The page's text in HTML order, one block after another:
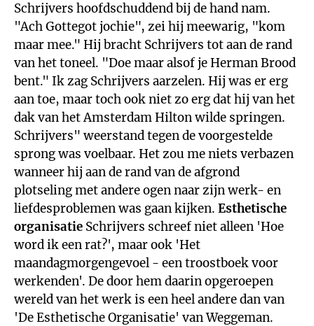
Schrijvers hoofdschuddend bij de hand nam.
"Ach Gottegot jochie", zei hij meewarig, "kom
maar mee." Hij bracht Schrijvers tot aan de rand
van het toneel. "Doe maar alsof je Herman Brood
bent." Ik zag Schrijvers aarzelen. Hij was er erg
aan toe, maar toch ook niet zo erg dat hij van het
dak van het Amsterdam Hilton wilde springen.
Schrijvers" weerstand tegen de voorgestelde
sprong was voelbaar. Het zou me niets verbazen
wanneer hij aan de rand van de afgrond
plotseling met andere ogen naar zijn werk- en
liefdesproblemen was gaan kijken. Esthetische
organisatie Schrijvers schreef niet alleen 'Hoe
word ik een rat?', maar ook 'Het
maandagmorgengevoel - een troostboek voor
werkenden'. De door hem daarin opgeroepen
wereld van het werk is een heel andere dan van
'De Esthetische Organisatie' van Weggeman.